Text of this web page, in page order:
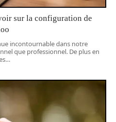
sur la configuration de
incontournable dans notre
que professionnel. De plus en
…